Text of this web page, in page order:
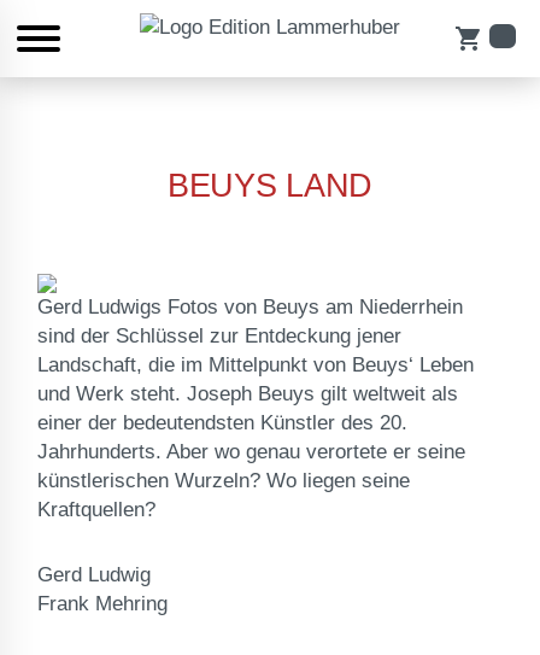
shopping_cart
BEUYS LAND
Gerd Ludwigs Fotos von Beuys am Niederrhein
sind der Schlüssel zur Entdeckung jener
Landschaft, die im Mittelpunkt von Beuys‘ Leben
und Werk steht. Joseph Beuys gilt weltweit als
einer der bedeutendsten Künstler des 20.
Jahrhunderts. Aber wo genau verortete er seine
künstlerischen Wurzeln? Wo liegen seine
Kraftquellen?
Gerd Ludwig
Frank Mehring